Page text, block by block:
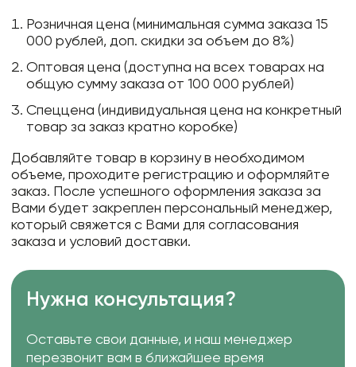
Розничная цена (минимальная сумма заказа 15
000 рублей, доп. скидки за объем до 8%)
Оптовая цена (доступна на всех товарах на
общую сумму заказа от 100 000 рублей)
Спеццена (индивидуальная цена на конкретный
товар за заказ кратно коробке)
Добавляйте товар в корзину в необходимом
объеме, проходите регистрацию и оформляйте
заказ. После успешного оформления заказа за
Вами будет закреплен персональный менеджер,
который свяжется с Вами для согласования
заказа и условий доставки.
Нужна консультация?
Оставьте свои данные, и наш менеджер
перезвонит вам в ближайшее время